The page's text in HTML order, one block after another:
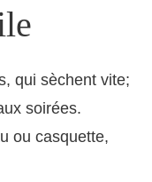
qui sèchent vite;
soirées.
ou casquette,